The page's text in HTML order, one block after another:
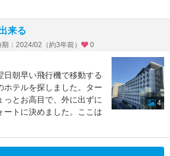
だき、宿泊前の説明も丁
来る
：2024/02（約3年前） 0
日朝早い飛行機で移動する
ホテルを探しました。ター
っとお高目で、外に出ずに
ートに決めました。ここは
4